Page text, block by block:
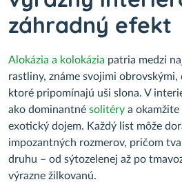
záhradný efekt
Alokázia a kolokázia patria medzi
rastliny, známe svojimi
ktoré pripomínajú uši slona. V
ako dominantné solitéry a
exotický dojem. Každý list môže
impozantných rozmerov, pričom
druhu – od sýtozelenej až po
výrazne žilkovanú.